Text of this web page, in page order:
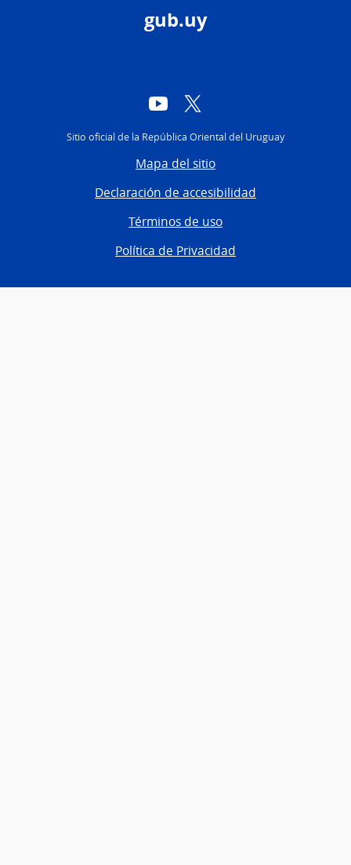
gub.uy
YouTube
Sitio oficial de la República Oriental del Uruguay
Mapa del sitio
Declaración de accesibilidad
Términos de uso
Política de Privacidad